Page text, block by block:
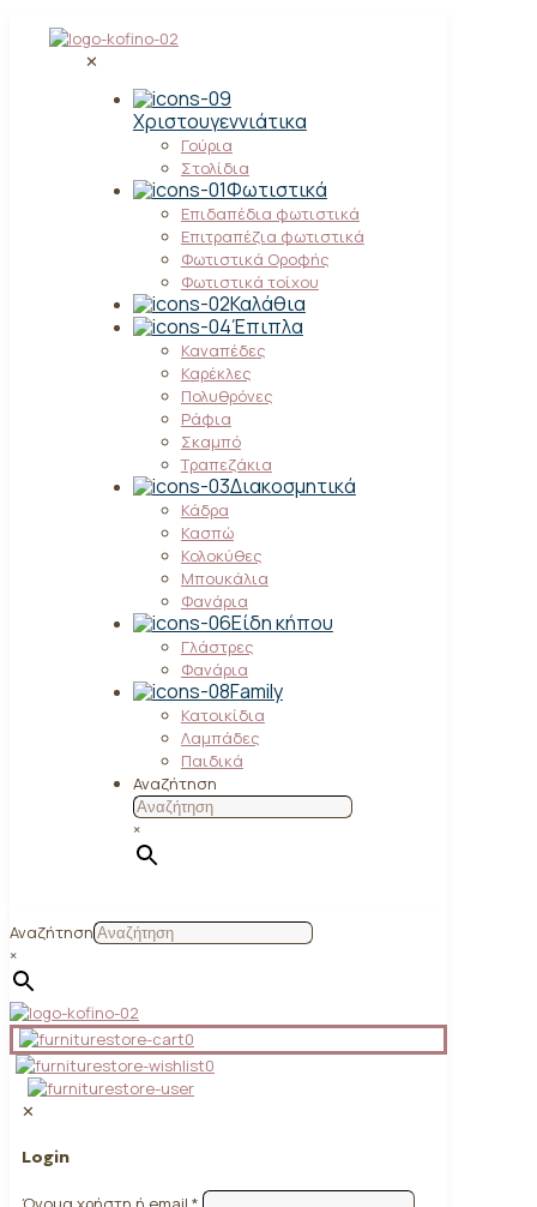
✕
Χριστουγεννιάτικα
Γούρια
Στολίδια
Φωτιστικά
Επιδαπέδια φωτιστικά
Επιτραπέζια φωτιστικά
Φωτιστικά Οροφής
Φωτιστικά τοίχου
Καλάθια
Έπιπλα
Καναπέδες
Καρέκλες
Πολυθρόνες
Ράφια
Σκαμπό
Τραπεζάκια
Διακοσμητικά
Κάδρα
Κασπώ
Κολοκύθες
Μπουκάλια
Φανάρια
Είδη κήπου
Γλάστρες
Φανάρια
Family
Κατοικίδια
Λαμπάδες
Παιδικά
Αναζήτηση
×
Αναζήτηση
×
0
0
✕
Login